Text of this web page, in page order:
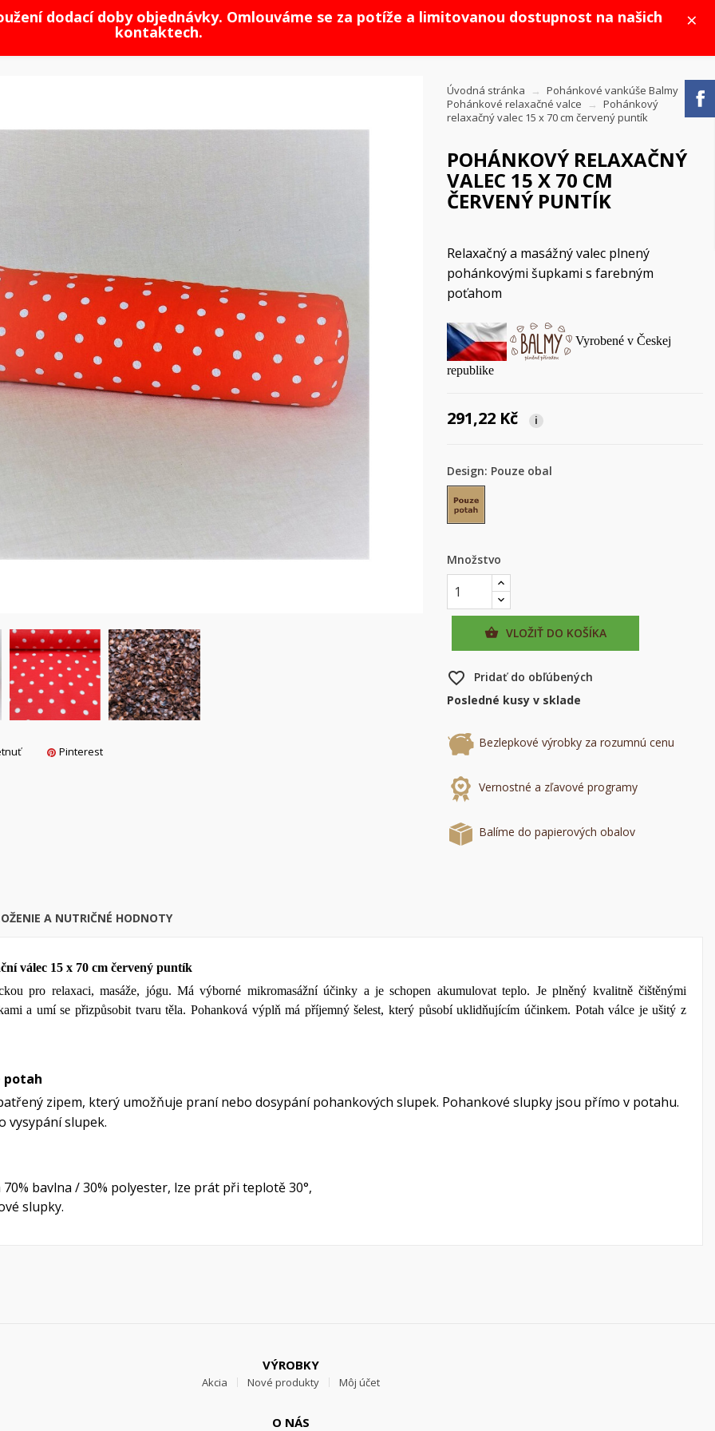
×
dodací doby objednávky. Omlouváme se za potíže a limitovanou dostupnost na našich
kontaktech.
Pinterest
Úvodná stránka
Pohánkové vankúše Balmy
Pohánkové relaxačné valce
Pohánkový
relaxačný valec 15 x 70 cm červený puntík
POHÁNKOVÝ RELAXAČNÝ
VALEC 15 X 70 CM
ČERVENÝ PUNTÍK
Relaxačný a masážný valec plnený
pohánkovými šupkami s farebným
poťahom
Vyrobené v Českej
republike
291,22 Kč i
Design: Pouze obal
Pouze obal
Množstvo
 VLOŽIŤ DO KOŠÍKA
favorite_border
Pridať do obľúbených
Posledné kusy v sklade
Bezlepkové výrobky za rozumnú cenu
Vernostné a zľavové programy
Balíme do papierových obalov
A NUTRIČNÉ HODNOTY
válec 15 x 70 cm červený puntík
pro relaxaci, masáže, jógu. Má výborné mikromasážní účinky a je schopen akumulovat teplo. Je plněný kvalitně čištěnými
a umí se přizpůsobit tvaru těla. Pohanková výplň má příjemný šelest, který působí uklidňujícím účinkem. Potah válce je ušitý z
potah
zipem, který umožňuje praní nebo dosypání pohankových slupek. Pohankové slupky jsou přímo v potahu.
vysypání slupek.
bavlna / 30% polyester, lze prát při teplotě 30°,
slupky.
VÝROBKY
Akcia Nové produkty Môj účet
O NÁS